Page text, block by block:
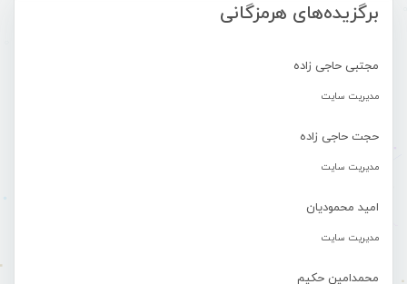
برگزیده‌های هرمزگانی
مجتبی حاجی زاده
مدیریت سایت
حجت حاجی زاده
مدیریت سایت
امید محمودیان
مدیریت سایت
محمدامین حکیم